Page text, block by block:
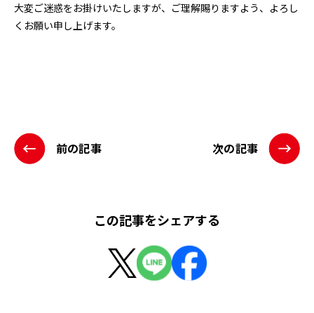
大変ご迷惑をお掛けいたしますが、ご理解賜りますよう、よろし
くお願い申し上げます。
前の記事 次の記事
この記事をシェアする